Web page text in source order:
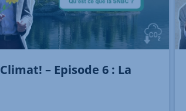
– Episode 6 : La